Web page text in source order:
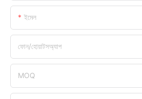
ইমেল
ফোন/হোয়াটসঅ্যাপ
MOQ